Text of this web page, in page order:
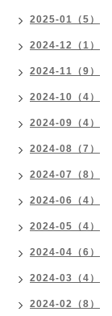
2025-01（5）
2024-12（1）
2024-11（9）
2024-10（4）
2024-09（4）
2024-08（7）
2024-07（8）
2024-06（4）
2024-05（4）
2024-04（6）
2024-03（4）
2024-02（8）